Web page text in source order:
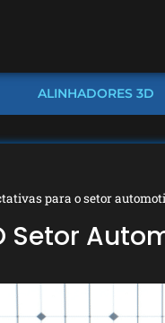
ALINHADORES 3D
para o setor
Setor